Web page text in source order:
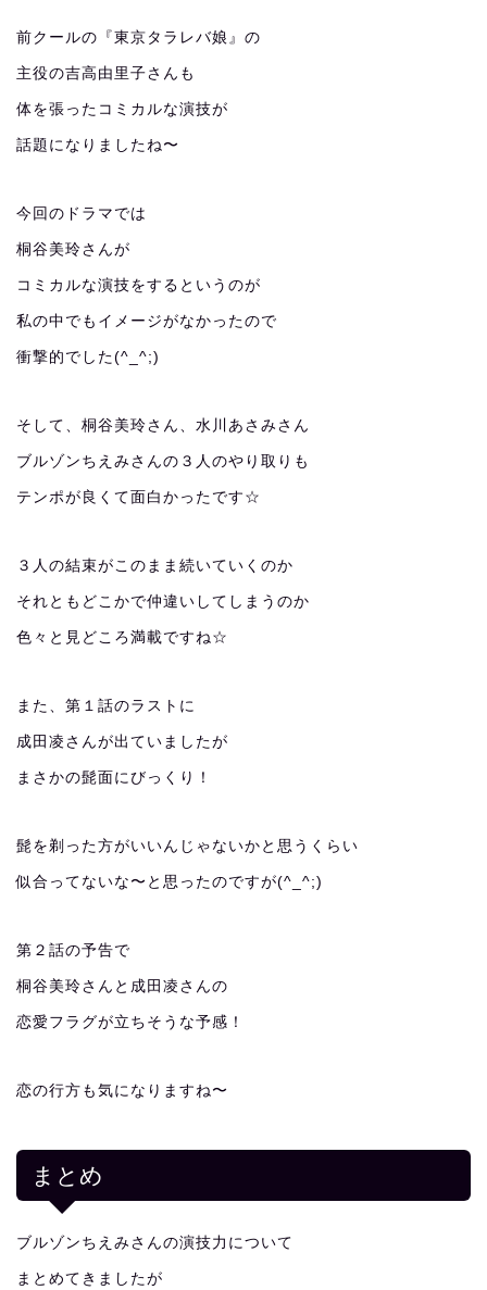
前クールの『東京タラレバ娘』の
主役の吉高由里子さんも
体を張ったコミカルな演技が
話題になりましたね〜
今回のドラマでは
桐谷美玲さんが
コミカルな演技をするというのが
私の中でもイメージがなかったので
衝撃的でした(^_^;)
そして、桐谷美玲さん、水川あさみさん
ブルゾンちえみさんの３人のやり取りも
テンポが良くて面白かったです☆
３人の結束がこのまま続いていくのか
それともどこかで仲違いしてしまうのか
色々と見どころ満載ですね☆
また、第１話のラストに
成田凌さんが出ていましたが
まさかの髭面にびっくり！
髭を剃った方がいいんじゃないかと思うくらい
似合ってないな〜と思ったのですが(^_^;)
第２話の予告で
桐谷美玲さんと成田凌さんの
恋愛フラグが立ちそうな予感！
恋の行方も気になりますね〜
まとめ
ブルゾンちえみさんの演技力について
まとめてきましたが